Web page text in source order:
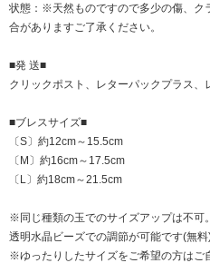
状態：※天然ものですので多少の傷、ク
合がありますご了承ください。
■発 送■
クリックポスト、レターパックプラス、
■ブレスサイズ■
〔S〕約12cm～15.5cm
〔M〕約16cm～17.5cm
〔L〕約18cm～21.5cm
※同じ種類の玉でのサイズアップは不可。
透明水晶ビーズでの調節が可能です(無料
※ゆったりしたサイズをご希望の方はご